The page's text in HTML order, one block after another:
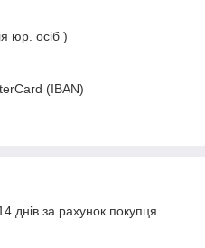
юр. осіб )
(IBAN)
днів за рахунок покупця